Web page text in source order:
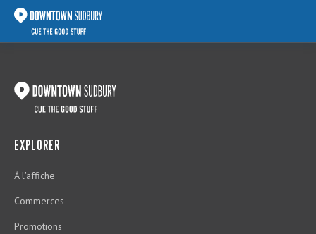
EXPLORER
À l'affiche
Commerces
Promotions